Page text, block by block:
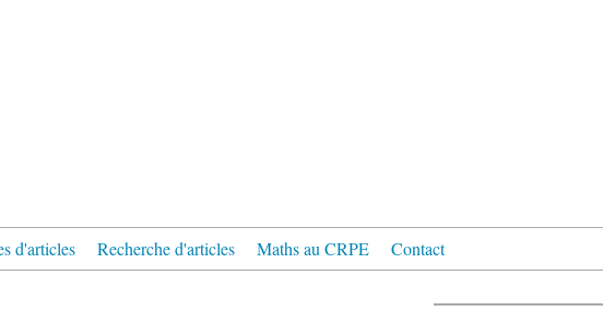
d'articles Recherche d'articles Maths au CRPE Contact